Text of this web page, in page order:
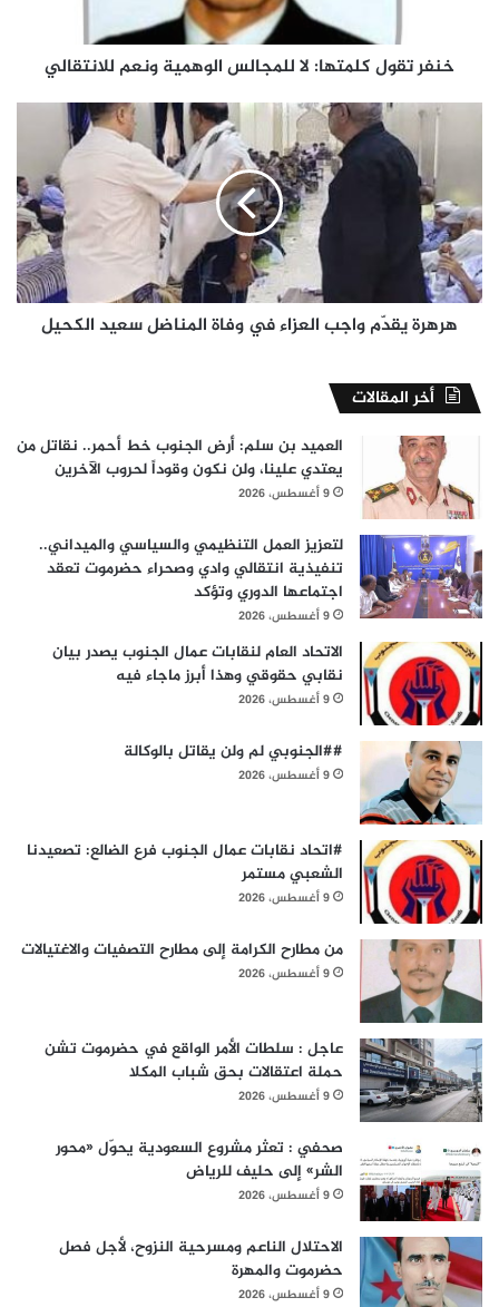
خنفر تقول كلمتها: لا للمجالس الوهمية ونعم للانتقالي
في
وفاة
المناضل
سعيد
الكحيل
هرهرة يقدّم واجب العزاء في وفاة المناضل سعيد الكحيل
أخر المقالات
العميد بن سلم: أرض الجنوب خط أحمر.. نقاتل من
يعتدي علينا، ولن نكون وقوداً لحروب الآخرين
9 أغسطس، 2026
لتعزيز العمل التنظيمي والسياسي والميداني..
تنفيذية انتقالي وادي وصحراء حضرموت تعقد
اجتماعها الدوري وتؤكد
9 أغسطس، 2026
الاتحاد العام لنقابات عمال الجنوب يصدر بيان
نقابي حقوقي وهذا أبرز ماجاء فيه
9 أغسطس، 2026
##الجنوبي لم ولن يقاتل بالوكالة
9 أغسطس، 2026
#اتحاد نقابات عمال الجنوب فرع الضالع: تصعيدنا
الشعبي مستمر
9 أغسطس، 2026
من مطارح الكرامة إلى مطارح التصفيات والاغتيالات
9 أغسطس، 2026
عاجل : سلطات الأمر الواقع في حضرموت تشن
حملة اعتقالات بحق شباب المكلا
9 أغسطس، 2026
صحفي : تعثر مشروع السعودية يحوّل «محور
الشر» إلى حليف للرياض
9 أغسطس، 2026
الاحتلال الناعم ومسرحية النزوح، لأجل فصل
حضرموت والمهرة
9 أغسطس، 2026